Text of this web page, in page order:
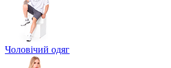
Чоловічий одяг